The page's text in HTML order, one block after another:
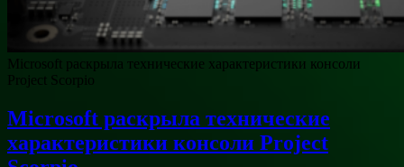
Microsoft раскрыла технические характеристики консоли
Project Scorpio
Microsoft раскрыла технические
характеристики консоли Project